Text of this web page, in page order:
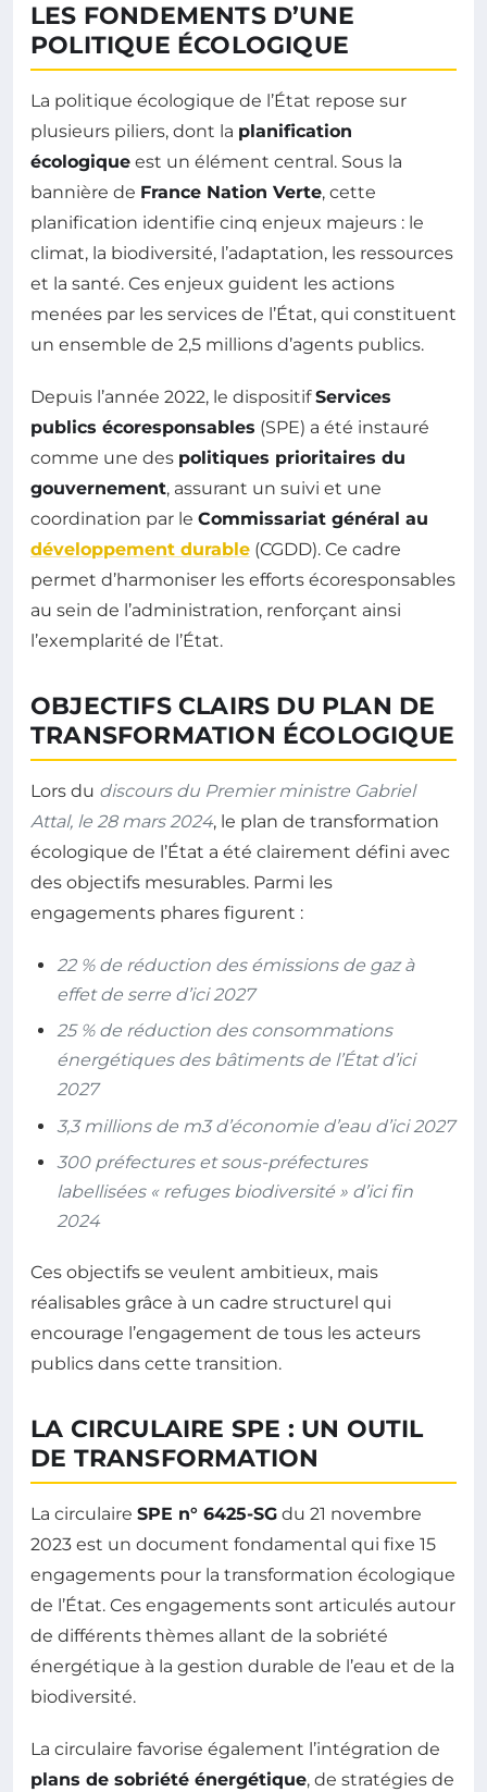
LES FONDEMENTS D’UNE
POLITIQUE ÉCOLOGIQUE
La politique écologique de l’État repose sur
plusieurs piliers, dont la planification
écologique est un élément central. Sous la
bannière de France Nation Verte, cette
planification identifie cinq enjeux majeurs : le
climat, la biodiversité, l’adaptation, les ressources
et la santé. Ces enjeux guident les actions
menées par les services de l’État, qui constituent
un ensemble de 2,5 millions d’agents publics.
Depuis l’année 2022, le dispositifServices
publics écoresponsables (SPE) a été instauré
comme une des politiques prioritaires du
gouvernement, assurant un suivi et une
coordination par le Commissariat général au
développement durable (CGDD). Ce cadre
permet d’harmoniser les efforts écoresponsables
au sein de l’administration, renforçant ainsi
l’exemplarité de l’État.
OBJECTIFS CLAIRS DU PLAN DE
TRANSFORMATION ÉCOLOGIQUE
Lors du discours du Premier ministre Gabriel
Attal, le 28 mars 2024, le plan de transformation
écologique de l’État a été clairement défini avec
des objectifs mesurables. Parmi les
engagements phares figurent :
22 % de réduction des émissions de gaz à
effet de serre d’ici 2027
25 % de réduction des consommations
énergétiques des bâtiments de l’État d’ici
2027
3,3 millions de m3 d’économie d’eau d’ici 2027
300 préfectures et sous-préfectures
labellisées « refuges biodiversité » d’ici fin
2024
Ces objectifs se veulent ambitieux, mais
réalisables grâce à un cadre structurel qui
encourage l’engagement de tous les acteurs
publics dans cette transition.
LA CIRCULAIRE SPE : UN OUTIL
DE TRANSFORMATION
La circulaire SPE n° 6425-SG du 21 novembre
2023 est un document fondamental qui fixe 15
engagements pour la transformation écologique
de l’État. Ces engagements sont articulés autour
de différents thèmes allant de la sobriété
énergétique à la gestion durable de l’eau et de la
biodiversité.
La circulaire favorise également l’intégration de
plans de sobriété énergétique, de stratégies de